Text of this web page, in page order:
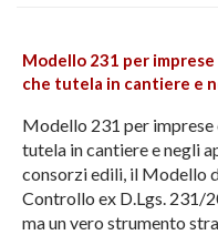
Modello 231 per
che tutela in cantiere e
Modello 231 per imprese
tutela in cantiere e negli
consorzi edili, il Modello
Controllo ex D.Lgs. 231/
ma un vero strumento